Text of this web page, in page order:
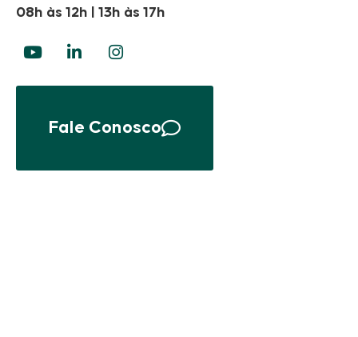
08h às 12h | 13h às 17h
Fale Conosco